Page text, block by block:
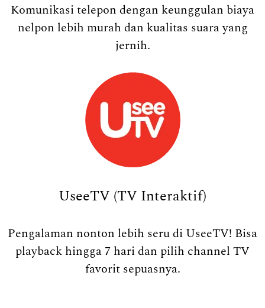
Komunikasi telepon dengan keunggulan biaya
nelpon lebih murah dan kualitas suara yang
jernih.
UseeTV (TV Interaktif)
Pengalaman nonton lebih seru di UseeTV! Bisa
playback hingga 7 hari dan pilih channel TV
favorit sepuasnya.